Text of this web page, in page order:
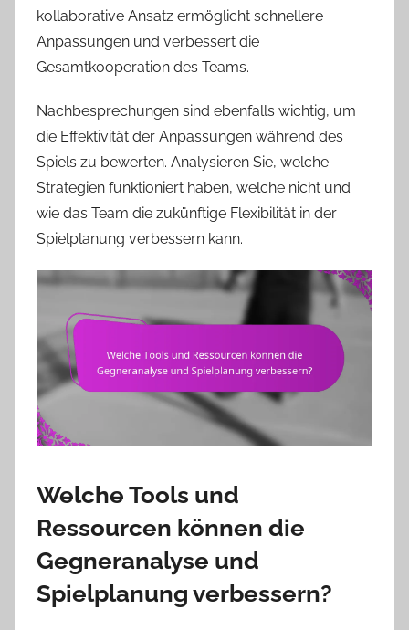
kollaborative Ansatz ermöglicht schnellere
Anpassungen und verbessert die
Gesamtkooperation des Teams.
Nachbesprechungen sind ebenfalls wichtig, um
die Effektivität der Anpassungen während des
Spiels zu bewerten. Analysieren Sie, welche
Strategien funktioniert haben, welche nicht und
wie das Team die zukünftige Flexibilität in der
Spielplanung verbessern kann.
Welche Tools und
Ressourcen können die
Gegneranalyse und
Spielplanung verbessern?